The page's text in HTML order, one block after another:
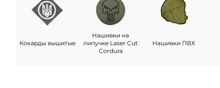
Кокарды вышитые
Нашивки на
липучке Laser Cut
Cordura
Нашивки ПВХ